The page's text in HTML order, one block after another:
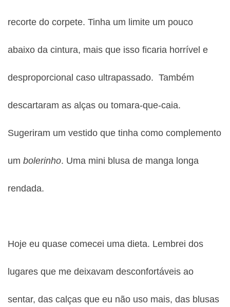
recorte do corpete. Tinha um limite um pouco
abaixo da cintura, mais que isso ficaria horrível e
desproporcional caso ultrapassado. Também
descartaram as alças ou tomara-que-caia.
Sugeriram um vestido que tinha como complemento
um bolerinho. Uma mini blusa de manga longa
rendada.
Hoje eu quase comecei uma dieta. Lembrei dos
lugares que me deixavam desconfortáveis ao
sentar, das calças que eu não uso mais, das blusas